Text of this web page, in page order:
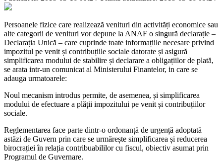
Persoanele fizice care realizează venituri din activități economice sau
alte categorii de venituri vor depune la ANAF o singură declarație –
Declarația Unică – care cuprinde toate informațiile necesare privind
impozitul pe venit și contribuțiile sociale datorate și asigură
simplificarea modului de stabilire și declarare a obligațiilor de plată,
se arata intr-un comunicat al Ministerului Finantelor, in care se
adauga urmatoarele:
Noul mecanism introdus permite, de asemenea, și simplificarea
modului de efectuare a plății impozitului pe venit și contribuțiilor
sociale.
Reglementarea face parte dintr-o ordonanță de urgență adoptată
astăzi de Guvern prin care se urmărește simplificarea și reducerea
birocrației în relația contribuabililor cu fiscul, obiectiv asumat prin
Programul de Guvernare.